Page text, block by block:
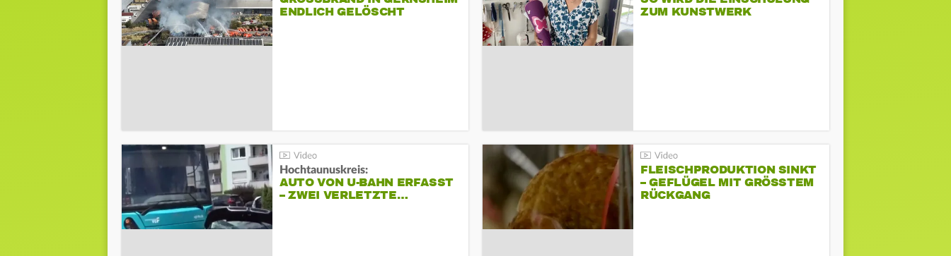
NDLICH GELÖSCHT
ZUM KUNSTWERK
Hochtaunuskreis:
AUTO VON U-BAHN ERFASST
– ZWEI VERLETZTE…
FLEISCHPRODUKTION SINKT
– GEFLÜGEL MIT GRÖSSTEM R
ÜCKGANG